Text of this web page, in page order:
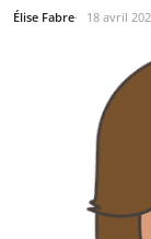
Élise Fabre 18 avril